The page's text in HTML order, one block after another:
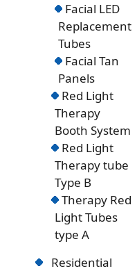
Facial LED
Replacement
Tubes
Facial Tan
Panels
Red Light
Therapy
Booth System
Red Light
Therapy tube
Type B
Therapy Red
Light Tubes
type A
Residential